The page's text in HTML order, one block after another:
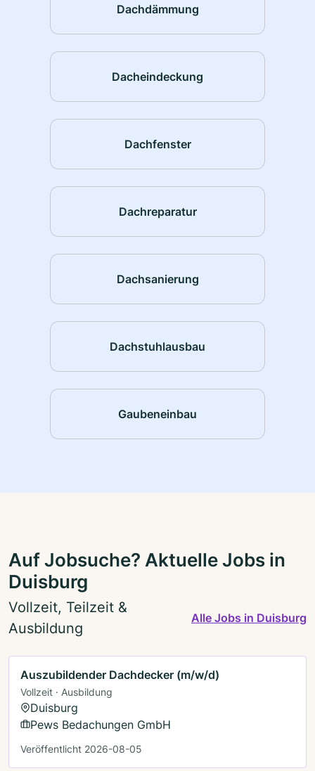
Dachdämmung
Dacheindeckung
Dachfenster
Dachreparatur
Dachsanierung
Dachstuhlausbau
Gaubeneinbau
Auf Jobsuche? Aktuelle Jobs in
Duisburg
Vollzeit, Teilzeit &
Ausbildung
Alle Jobs in Duisburg
Auszubildender Dachdecker (m/w/d)
Vollzeit · Ausbildung
Duisburg
Pews Bedachungen GmbH
Veröffentlicht 2026-08-05